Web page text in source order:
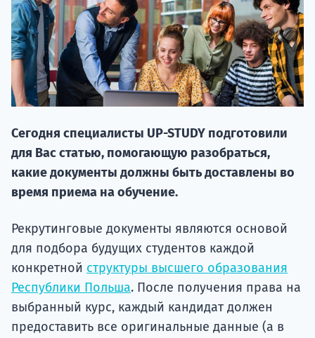
Сегодня специалисты UP-STUDY подготовили
для Вас статью, помогающую разобраться,
какие документы должны быть доставлены во
время приема на обучение.
Рекрутинговые документы являются основой
для подбора будущих студентов каждой
конкретной структуры высшего образования
Республики Польша. После получения права на
выбранный курс, каждый кандидат должен
предоставить все оригинальные данные (а в
20.09